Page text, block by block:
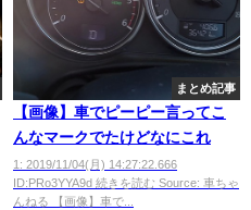
まとめ記事
【画像】車でピーピー言ってこ
んなマークでたけどなにこれ
1: 2019/11/04(月) 14:27:22.666
ID:PRo3YYA9d 続きを読む Source: 車ちゃ
んねる 【画像】車で...